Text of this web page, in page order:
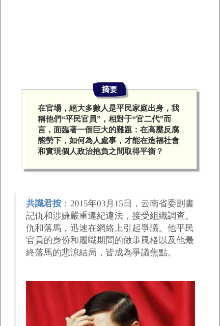
摘要
在官場，絕大多數人是平民家庭出身，我
稱他們“平民官員”，相對于“官二代”而
言，面臨著一個巨大的難題：在高壓反腐
態勢下，如何為人處事，才能在造福社會
和實現個人政治抱負之間取得平衡？
共識君按 ：2015年03月15日，云南省委副書
記仇和涉嫌嚴重違紀違法，接受組織調查。
仇和落馬，迅速在網絡上引起爭議。他平民
官員的身份和履職期間的做事風格以及他最
終落馬的悲涼結局，皆成為爭議焦點。